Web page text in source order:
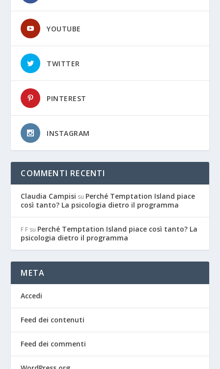
YOUTUBE
TWITTER
PINTEREST
INSTAGRAM
COMMENTI RECENTI
Claudia Campisi su Perché Temptation Island piace
così tanto? La psicologia dietro il programma
F F su Perché Temptation Island piace così tanto? La
psicologia dietro il programma
META
Accedi
Feed dei contenuti
Feed dei commenti